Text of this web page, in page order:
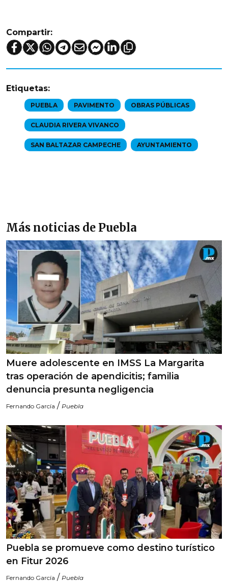
Compartir:
Etiquetas:
PUEBLA PAVIMENTO OBRAS PÚBLICAS
CLAUDIA RIVERA VIVANCO
SAN BALTAZAR CAMPECHE AYUNTAMIENTO
Más noticias de Puebla
Muere adolescente en IMSS La Margarita
tras operación de apendicitis; familia
denuncia presunta negligencia
Fernando García / Puebla
Puebla se promueve como destino turístico
en Fitur 2026
Fernando García / Puebla